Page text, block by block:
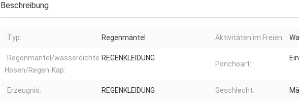
Beschreibung
Typ: Regenmäntel Aktivitäten im Freien:
Regenmantel/wasserdichte
Hosen/Regen-Kap:
REGENKLEIDUNG
Ponchoart:
Erzeugnis: REGENKLEIDUNG Geschlecht: